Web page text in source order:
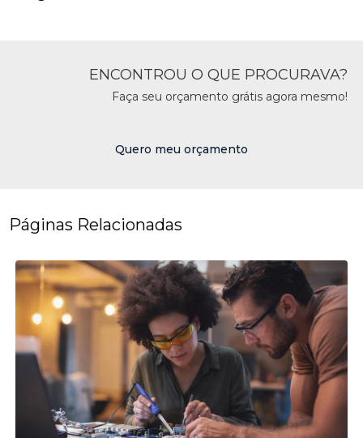
ENCONTROU O QUE PROCURAVA?
Faça seu orçamento grátis agora mesmo!
Quero meu orçamento
Páginas Relacionadas